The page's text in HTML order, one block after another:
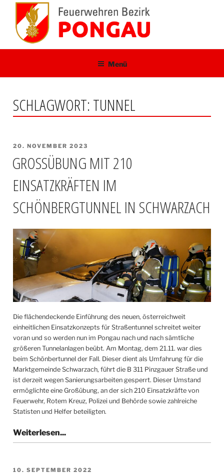
springen
Menü
SCHLAGWORT:TUNNEL
VERÖFFENTLICHT
20. NOVEMBER 2023
GROSSÜBUNG MIT 210 E
INSATZKRÄFTEN IM S
CHÖNBERGTUNNEL IN SCHWARZACH
Die flächendeckende Einführung des neuen, österreichweit
einheitlichen Einsatzkonzepts für Straßentunnel schreitet weiter
voran und so werden nun im Pongau nach und nach sämtliche
größeren Tunnelanlagen beübt. Am Montag, dem 21.11. war dies
beim Schönbertunnel der Fall. Dieser dient als Umfahrung für die
Marktgemeinde Schwarzach, führt die B 311 Pinzgauer Straße und
ist derzeit wegen Sanierungsarbeiten gesperrt. Dieser Umstand
ermöglichte eine Großübung, an der sich 210 Einsatzkräfte von
Feuerwehr, Rotem Kreuz, Polizei und Behörde sowie zahlreiche
Statisten und Helfer beteiligten.
VERÖFFENTLICHT
10. SEPTEMBER 2022